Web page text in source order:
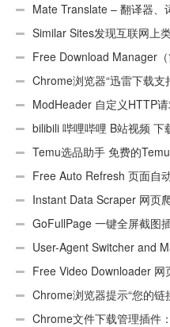
Mate Translate – 翻译器、
Similar Sites发现互联网上
Free Download Manager
插件Chrome浏览器“迅雷下载支
ModHeader 自定义HTTP
bilibili 哔哩哔哩 B站视频 下
Temu选品助手 免费的
件 Free Auto Refresh 页面自
Instant Data Scraper 网页
GoFullPage 一键全屏截图
User-Agent Switcher and
UA)Free Video Downloader
ts文件Chrome浏览器提示“您的
Chrome文件下载管理插件